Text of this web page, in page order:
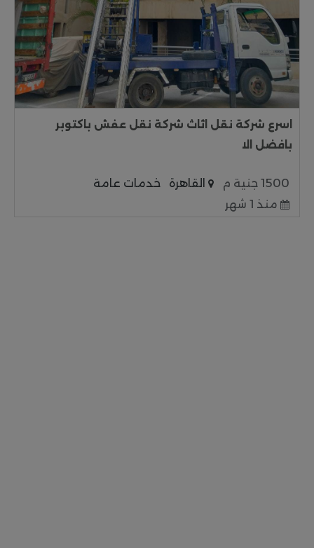
اسرع شركة نقل اثاث شركة نقل عفش باكتوبر
بافضل الا
1500 جنية م القاهرة
خدمات عامة
منذ 1 شهر